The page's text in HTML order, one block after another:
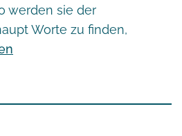
werden sie der
Worte zu finden,